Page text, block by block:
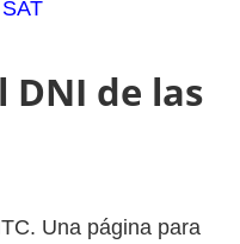
DNI de las
Una página para